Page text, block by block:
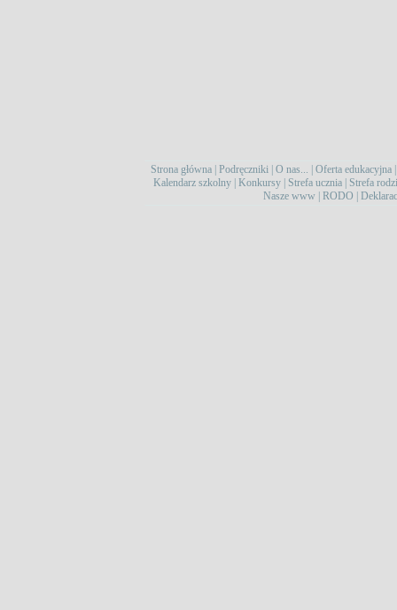
Strona główna Podręczniki O nas... Oferta edukacyjna
Kalendarz szkolny Konkursy Strefa ucznia
Strefa
Nasze www RODO